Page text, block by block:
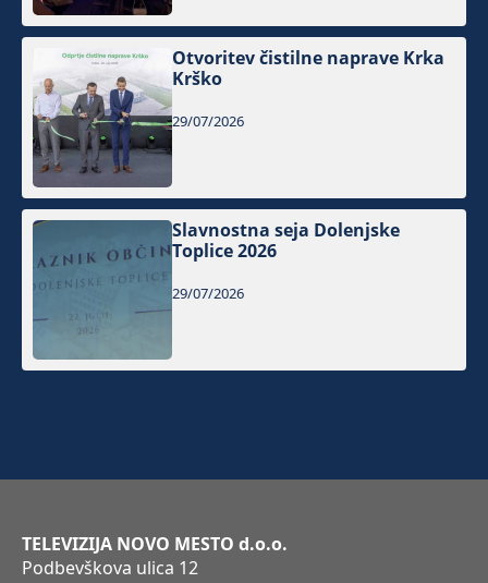
Otvoritev čistilne naprave Krka
Krško
29/07/2026
Slavnostna seja Dolenjske
Toplice 2026
29/07/2026
TELEVIZIJA NOVO MESTO d.o.o.
Podbevškova ulica 12